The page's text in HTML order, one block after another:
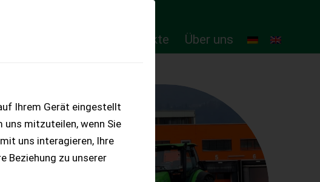
Ihrem Gerät eingestellt
uns mitzuteilen, wenn Sie
uns interagieren, Ihre
Beziehung zu unserer
Online-Produkte Über uns